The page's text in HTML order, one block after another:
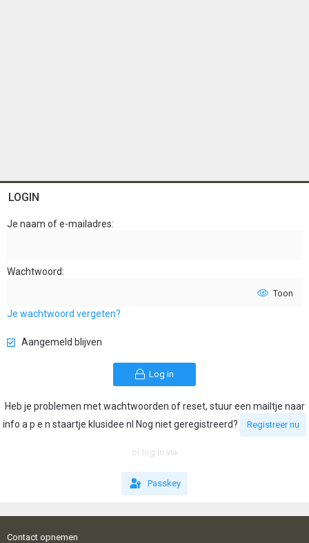
LOGIN
Je naam of e-mailadres
Wachtwoord
Toon
Je wachtwoord vergeten?
Aangemeld blijven
Log in
Heb je problemen met wachtwoorden of reset, stuur een mailtje naar
info a p e n staartje klusidee nl Nog niet geregistreerd?
Registreer nu
or log in via
Passkey
Contact opnemen